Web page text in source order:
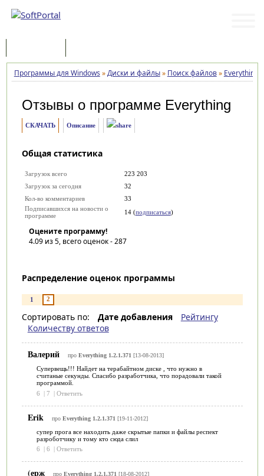
Программы для Windows »Диски и файлы» Поиск файлов» Everything
Отзывы о программе Everything
СКАЧАТЬ Описание
Общая статистика
Загрузок всего
223 203
Загрузок за сегодня
32
Кол-во комментариев
33
Подписавшихся на новости о
программе
14 (подписаться)
Оцените программу!
4.09из 5, всего оценок -287
Распределение оценок программы
1 2
Сортировать по: Дате добавления
Рейтингу
Количеству ответов
Валерий про Everything 1.2.1.371 [13-08-2013]
Супервещь!!! Найдет на терабайтном диске , что нужно в
считаные секунды. Спасибо разработчика, что порадовали такой
программой.
6
| 7 | Ответить
Erik про Everything 1.2.1.371 [19-11-2012]
супер прога все находить даже скрытые папки и файлы респект
разроботчику и тому кто сюда слил
6
| 6 | Ответить
(ерж про Everything 1.2.1.371 [18-08-2012]